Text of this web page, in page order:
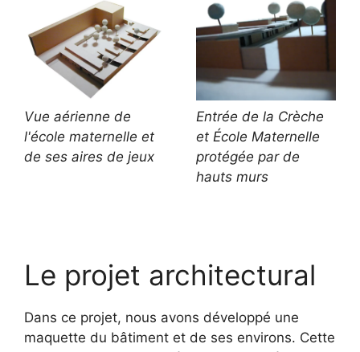
Vue aérienne de
l'école maternelle et
de ses aires de jeux
Entrée de la Crèche
et École Maternelle
protégée par de
hauts murs
Le projet architectural
Dans ce projet, nous avons développé une
maquette du bâtiment et de ses environs. Cette